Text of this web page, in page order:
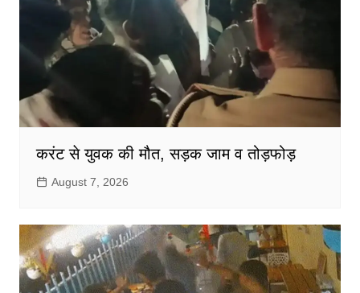
करंट से युवक की मौत, सड़क जाम व तोड़फोड़
August 7, 2026